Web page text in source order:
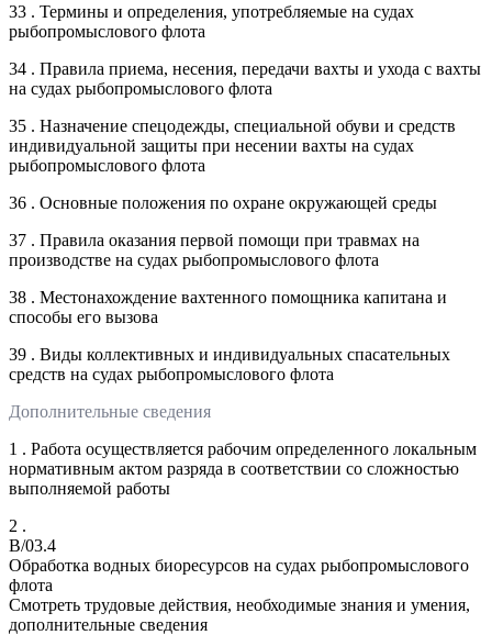
33 . Термины и определения, употребляемые на судах
рыбопромыслового флота
34 . Правила приема, несения, передачи вахты и ухода с вахты
на судах рыбопромыслового флота
35 . Назначение спецодежды, специальной обуви и средств
индивидуальной защиты при несении вахты на судах
рыбопромыслового флота
36 . Основные положения по охране окружающей среды
37 . Правила оказания первой помощи при травмах на
производстве на судах рыбопромыслового флота
38 . Местонахождение вахтенного помощника капитана и
способы его вызова
39 . Виды коллективных и индивидуальных спасательных
средств на судах рыбопромыслового флота
Дополнительные сведения
1 . Работа осуществляется рабочим определенного локальным
нормативным актом разряда в соответствии со сложностью
выполняемой работы
2 .
B/03.4
Обработка водных биоресурсов на судах рыбопромыслового
флота
Смотреть трудовые действия, необходимые знания и умения,
дополнительные сведения